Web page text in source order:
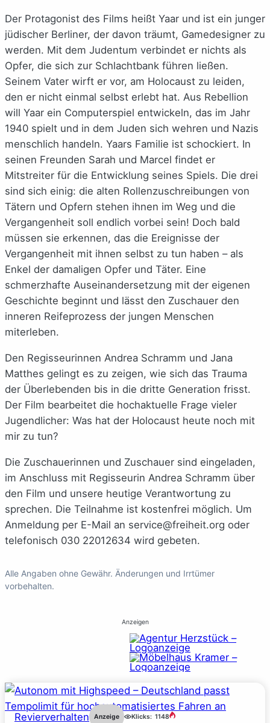
Der Protagonist des Films heißt Yaar und ist ein junger
jüdischer Berliner, der davon träumt, Gamedesigner zu
werden. Mit dem Judentum verbindet er nichts als
Opfer, die sich zur Schlachtbank führen ließen.
Seinem Vater wirft er vor, am Holocaust zu leiden,
den er nicht einmal selbst erlebt hat. Aus Rebellion
will Yaar ein Computerspiel entwickeln, das im Jahr
1940 spielt und in dem Juden sich wehren und Nazis
menschlich handeln. Yaars Familie ist schockiert. In
seinen Freunden Sarah und Marcel findet er
Mitstreiter für die Entwicklung seines Spiels. Die drei
sind sich einig: die alten Rollenzuschreibungen von
Tätern und Opfern stehen ihnen im Weg und die
Vergangenheit soll endlich vorbei sein! Doch bald
müssen sie erkennen, das die Ereignisse der
Vergangenheit mit ihnen selbst zu tun haben – als
Enkel der damaligen Opfer und Täter. Eine
schmerzhafte Auseinandersetzung mit der eigenen
Geschichte beginnt und lässt den Zuschauer den
inneren Reifeprozess der jungen Menschen
miterleben.
Den Regisseurinnen Andrea Schramm und Jana
Matthes gelingt es zu zeigen, wie sich das Trauma
der Überlebenden bis in die dritte Generation frisst.
Der Film bearbeitet die hochaktuelle Frage vieler
Jugendlicher: Was hat der Holocaust heute noch mit
mir zu tun?
Die Zuschauerinnen und Zuschauer sind eingeladen,
im Anschluss mit Regisseurin Andrea Schramm über
den Film und unsere heutige Verantwortung zu
sprechen. Die Teilnahme ist kostenfrei möglich. Um
Anmeldung per E-Mail an service@freiheit.org oder
telefonisch 030 22012634 wird gebeten.
Alle Angaben ohne Gewähr. Änderungen und Irrtümer
vorbehalten.
Anzeigen
Revierverhalten Anzeige Klicks: 1148